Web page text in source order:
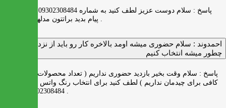
پاسخ :
پیام بدید براتتون مدلها رو بفرستیم .
احمدوند : سلام حضوری میشه اومد بالاخره کار رو باید از نزدیک دید
چطور میشه انتخاب کنیم
پاسخ : سلام وقت بخیر بازدید حضوری نداریم ( تعداد محصولات زیاد و فضای
کافی برای چیدمان نداریم ) لطف کنید برای انتخاب رنگ واتس اپ به شماره
09302308484 پیام بدید .